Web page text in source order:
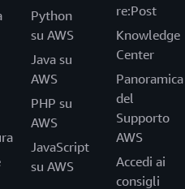
Python
su AWS
Java su
AWS
PHP su
AWS
JavaScript
su AWS
re:Post
Knowledge
Center
Panoramica
del
Supporto
AWS
Accedi ai
consigli